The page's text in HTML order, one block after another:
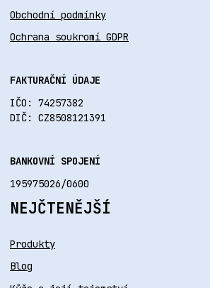
Obchodní podmínky
Ochrana soukromí GDPR
FAKTURAČNÍ ÚDAJE
IČO: 74257382
DIČ: CZ8508121391
BANKOVNÍ SPOJENÍ
195975026/0600
NEJČTENĚJŠÍ
Produkty
Blog